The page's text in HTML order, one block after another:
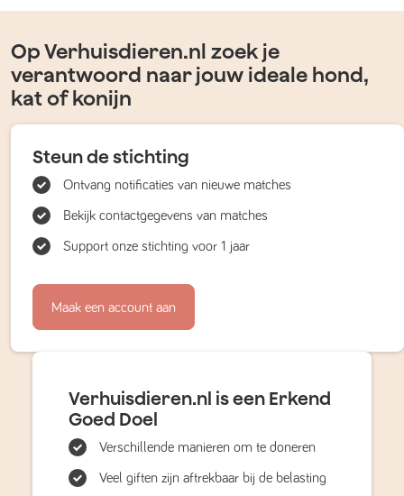
Op Verhuisdieren.nl zoek je
verantwoord naar jouw ideale hond,
kat of konijn
Steun de stichting
Ontvang notificaties van nieuwe matches
Bekijk contactgegevens van matches
Support onze stichting voor 1 jaar
Maak een account aan
Verhuisdieren.nl is een Erkend
Goed Doel
Verschillende manieren om te doneren
Veel giften zijn aftrekbaar bij de belasting